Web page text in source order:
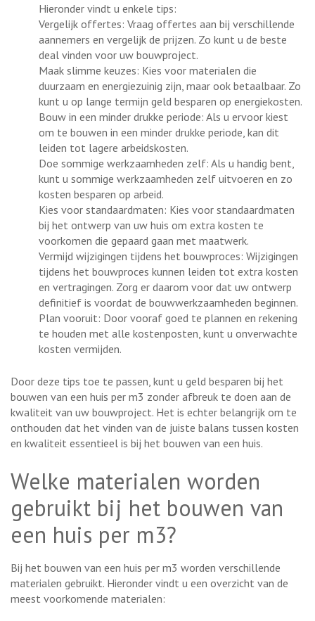
Hieronder vindt u enkele tips:
Vergelijk offertes: Vraag offertes aan bij verschillende
aannemers en vergelijk de prijzen. Zo kunt u de beste
deal vinden voor uw bouwproject.
Maak slimme keuzes: Kies voor materialen die
duurzaam en energiezuinig zijn, maar ook betaalbaar. Zo
kunt u op lange termijn geld besparen op energiekosten.
Bouw in een minder drukke periode: Als u ervoor kiest
om te bouwen in een minder drukke periode, kan dit
leiden tot lagere arbeidskosten.
Doe sommige werkzaamheden zelf: Als u handig bent,
kunt u sommige werkzaamheden zelf uitvoeren en zo
kosten besparen op arbeid.
Kies voor standaardmaten: Kies voor standaardmaten
bij het ontwerp van uw huis om extra kosten te
voorkomen die gepaard gaan met maatwerk.
Vermijd wijzigingen tijdens het bouwproces: Wijzigingen
tijdens het bouwproces kunnen leiden tot extra kosten
en vertragingen. Zorg er daarom voor dat uw ontwerp
definitief is voordat de bouwwerkzaamheden beginnen.
Plan vooruit: Door vooraf goed te plannen en rekening
te houden met alle kostenposten, kunt u onverwachte
kosten vermijden.
Door deze tips toe te passen, kunt u geld besparen bij het
bouwen van een huis per m3 zonder afbreuk te doen aan de
kwaliteit van uw bouwproject. Het is echter belangrijk om te
onthouden dat het vinden van de juiste balans tussen kosten
en kwaliteit essentieel is bij het bouwen van een huis.
Welke materialen worden
gebruikt bij het bouwen van
een huis per m3?
Bij het bouwen van een huis per m3 worden verschillende
materialen gebruikt. Hieronder vindt u een overzicht van de
meest voorkomende materialen: